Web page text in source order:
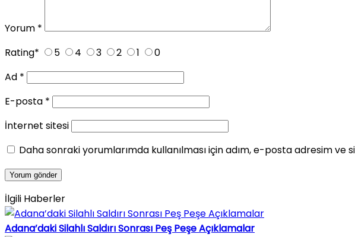
Yorum *
Rating* 5 4 3 2 1
0
Ad *
E-posta *
İnternet sitesi
Daha sonraki yorumlarımda kullanılması için adım, e-posta adresim ve
İlgili Haberler
Adana’daki Silahlı Saldırı Sonrası Peş Peşe Açıklamalar